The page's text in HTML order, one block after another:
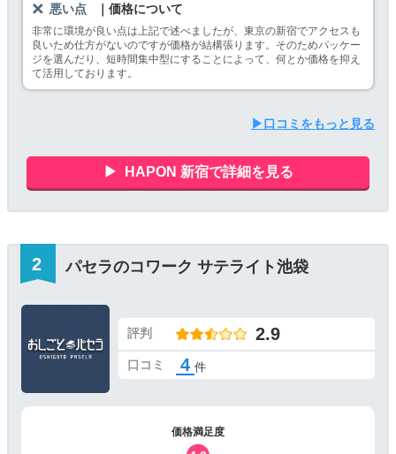
悪い点 ｜価格について
非常に環境が良い点は上記で述べましたが、東京の新宿でアクセスも
良いため仕方がないのですが価格が結構張ります。そのためパッケー
ジを選んだり、短時間集中型にすることによって、何とか価格を抑え
て活用しております。
▶口コミをもっと見る
HAPON 新宿で詳細を見る
パセラのコワーク サテライト池袋
評判 2.9
口コミ 4 件
価格満足度